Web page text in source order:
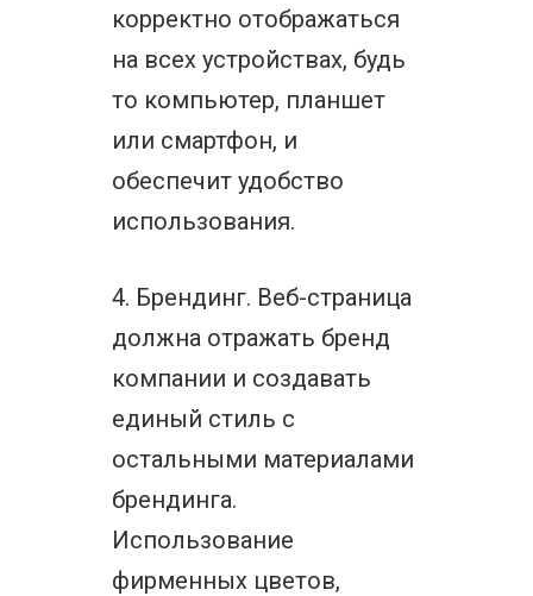
корректно отображаться
на всех устройствах, будь
то компьютер, планшет
или смартфон, и
обеспечит удобство
использования.
4. Брендинг. Веб-страница
должна отражать бренд
компании и создавать
единый стиль с
остальными материалами
брендинга.
Использование
фирменных цветов,